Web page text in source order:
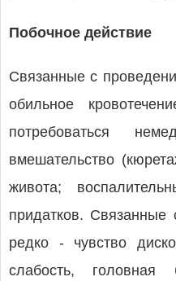
Побочное действие
Связанные с
обильное
потребоваться
вмешательство
живота;
придатков.
редко - чувство
слабость,